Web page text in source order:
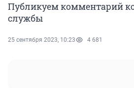
Публикуем комментарий
службы
25 сентября 2023, 10:23 4 681